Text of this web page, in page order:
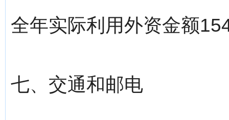
全年实际利用外资金额
七、交通和邮电